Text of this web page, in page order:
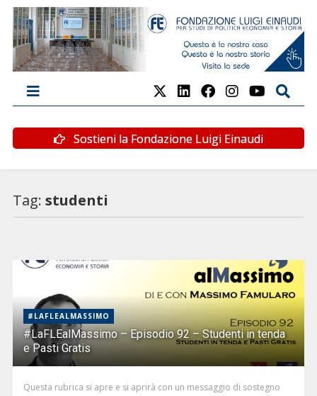
Sostieni la Fondazione Luigi Einaudi
Tag: studenti
#LAFLEALMASSIMO
#LaFLEalMassimo – Episodio 92 – Studenti in tenda
e Pasti Gratis
Questa rubrica si apre e si aprirà con un messaggio di sostegno